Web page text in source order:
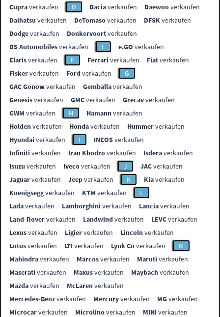
Cupraverkaufen D Daciaverkaufen Daewooverkaufen
Daihatsu verkaufen DeTomasoverkaufen DFSKverkaufen
Dodgeverkaufen Donkervoortverkaufen
DS Automobilesverkaufen E e.GO verkaufen
Elarisverkaufen F Ferrari verkaufen Fiatverkaufen
Fiskerverkaufen Fordverkaufen
G
GAC Gonowverkaufen Gemballaverkaufen
Genesisverkaufen GMCverkaufen Grecavverkaufen
GWM verkaufen H Hamannverkaufen
Holdenverkaufen Hondaverkaufen Hummerverkaufen
Hyundai verkaufen I INEOSverkaufen
Infiniti verkaufen Iran Khodroverkaufen Isderaverkaufen
Isuzu verkaufen Ivecoverkaufen J JACverkaufen
Jaguarverkaufen Jeepverkaufen K Kiaverkaufen
Koenigseggverkaufen KTM verkaufen
L
Ladaverkaufen Lamborghini verkaufen Lanciaverkaufen
Land-Roververkaufen Landwindverkaufen LEVCverkaufen
Lexusverkaufen Ligierverkaufen Lincolnverkaufen
Lotusverkaufen LTIverkaufen Lynk Coverkaufen
M
Mahindraverkaufen Marcosverkaufen Maruti verkaufen
Maserati verkaufen Maxusverkaufen Maybachverkaufen
Mazdaverkaufen McLarenverkaufen
Mercedes-Benzverkaufen Mercuryverkaufen MGverkaufen
Microcarverkaufen Microlinoverkaufen MINIverkaufen